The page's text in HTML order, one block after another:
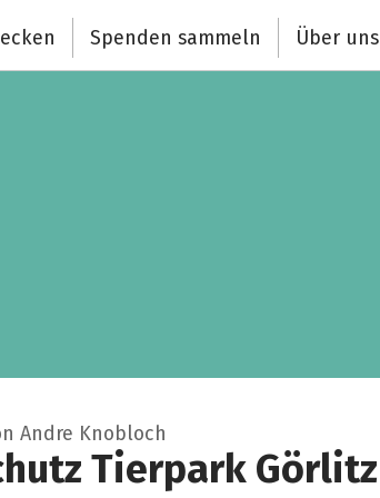
Spenden sammeln Über uns
Andre Knobloch
Tierpark Görlitz